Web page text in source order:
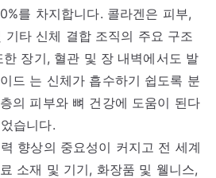
를 차지합니다. 콜라겐은 피부,
기타 신체 결합 조직의 주요 구조
장기, 혈관 및 장 내벽에서도 발
드 는 신체가 흡수하기 쉽도록 분
의 피부와 뼈 건강에 도움이 된다
습니다.
향상의 중요성이 커지고 전 세계
소재 및 기기, 화장품 및 웰니스,